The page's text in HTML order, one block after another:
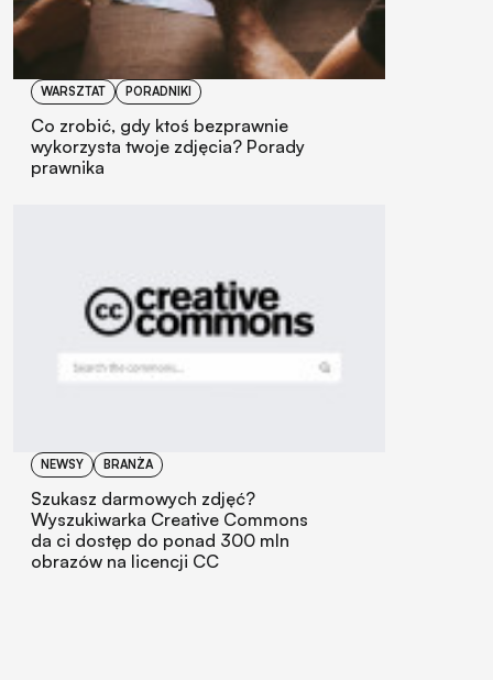
WARSZTAT PORADNIKI
Co zrobić, gdy ktoś bezprawnie
wykorzysta twoje zdjęcia? Porady
prawnika
NEWSY BRANŻA
Szukasz darmowych zdjęć?
Wyszukiwarka Creative Commons
da ci dostęp do ponad 300 mln
obrazów na licencji CC